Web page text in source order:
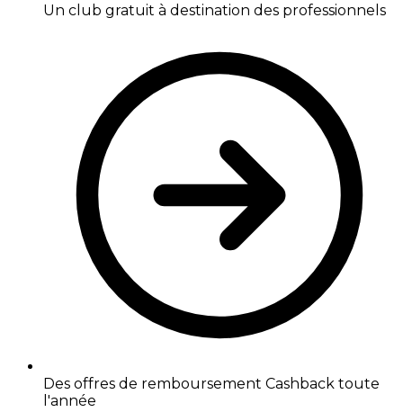
Un club gratuit à destination des professionnels
Des offres de remboursement Cashback toute
l'année